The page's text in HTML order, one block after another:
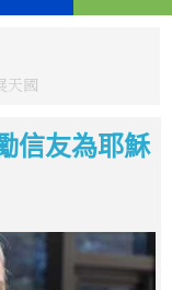
天國
信友為耶穌